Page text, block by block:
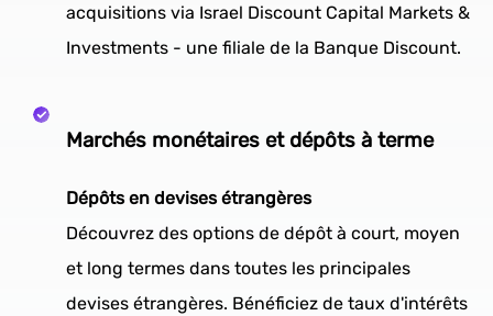
acquisitions via Israel Discount Capital Markets &
Investments - une filiale de la Banque Discount.
Marchés monétaires et dépôts à terme
Dépôts en devises étrangères
Découvrez des options de dépôt à court, moyen
et long termes dans toutes les principales
devises étrangères. Bénéficiez de taux d'intérêts